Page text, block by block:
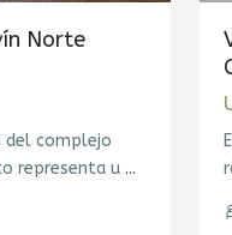
Norte
del complejo
representa u ...